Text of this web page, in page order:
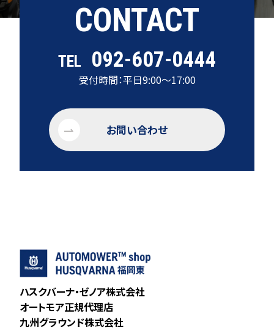
CONTACT
TEL 092-607-0444
受付時間：平日9:00～17:00
お問い合わせ
ハスクバーナ・ゼノア株式会社
オートモア正規代理店
九州グラウンド株式会社